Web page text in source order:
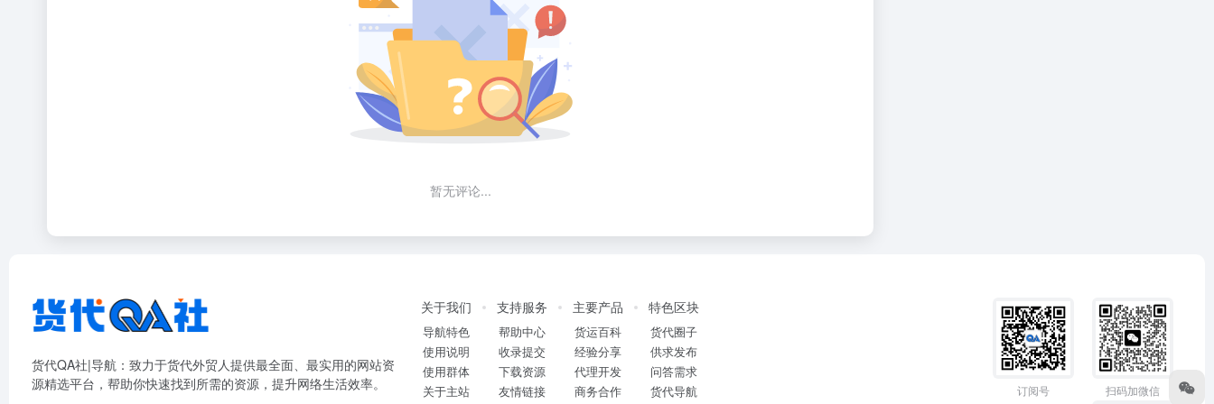
暂无评论...
货代QA社|导航：致力于货代外贸人提供最全面、最实用的网站资
源精选平台，帮助你快速找到所需的资源，提升网络生活效率。
关于我们
导航特色
使用说明
使用群体
关于主站
支持服务
帮助中心
收录提交
下载资源
友情链接
主要产品
货运百科
经验分享
代理开发
商务合作
特色区块
货代圈子
供求发布
问答需求
货代导航
订阅号 扫码加微信